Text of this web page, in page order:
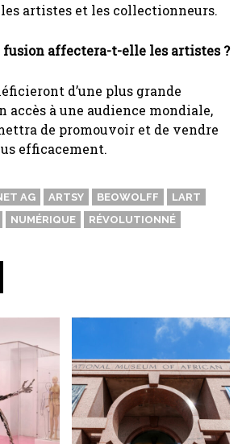
artistes et les collectionneurs.
fusion affectera-t-elle les artistes ?
d’une plus grande
accès à une audience mondiale,
de promouvoir et de vendre
efficacement.
AG ARTSY BEOWOLFF
LART
NUMÉRIQUE RÉVOLUTIONNÉ